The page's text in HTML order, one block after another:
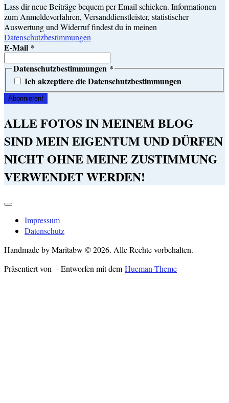
Lass dir neue Beiträge bequem per Email schicken. Informationen
zum Anmeldeverfahren, Versanddienstleister, statistischer
Auswertung und Widerruf findest du in meinen
Datenschutzbestimmungen
E-Mail *
Datenschutzbestimmungen *
Ich akzeptiere die Datenschutzbestimmungen
ALLE FOTOS IN MEINEM BLOG
SIND MEIN EIGENTUM UND DÜRFEN
NICHT OHNE MEINE ZUSTIMMUNG
VERWENDET WERDEN!
Impressum
Datenschutz
Handmade by Maritabw © 2026. Alle Rechte vorbehalten.
Präsentiert von - Entworfen mit dem Hueman-Theme